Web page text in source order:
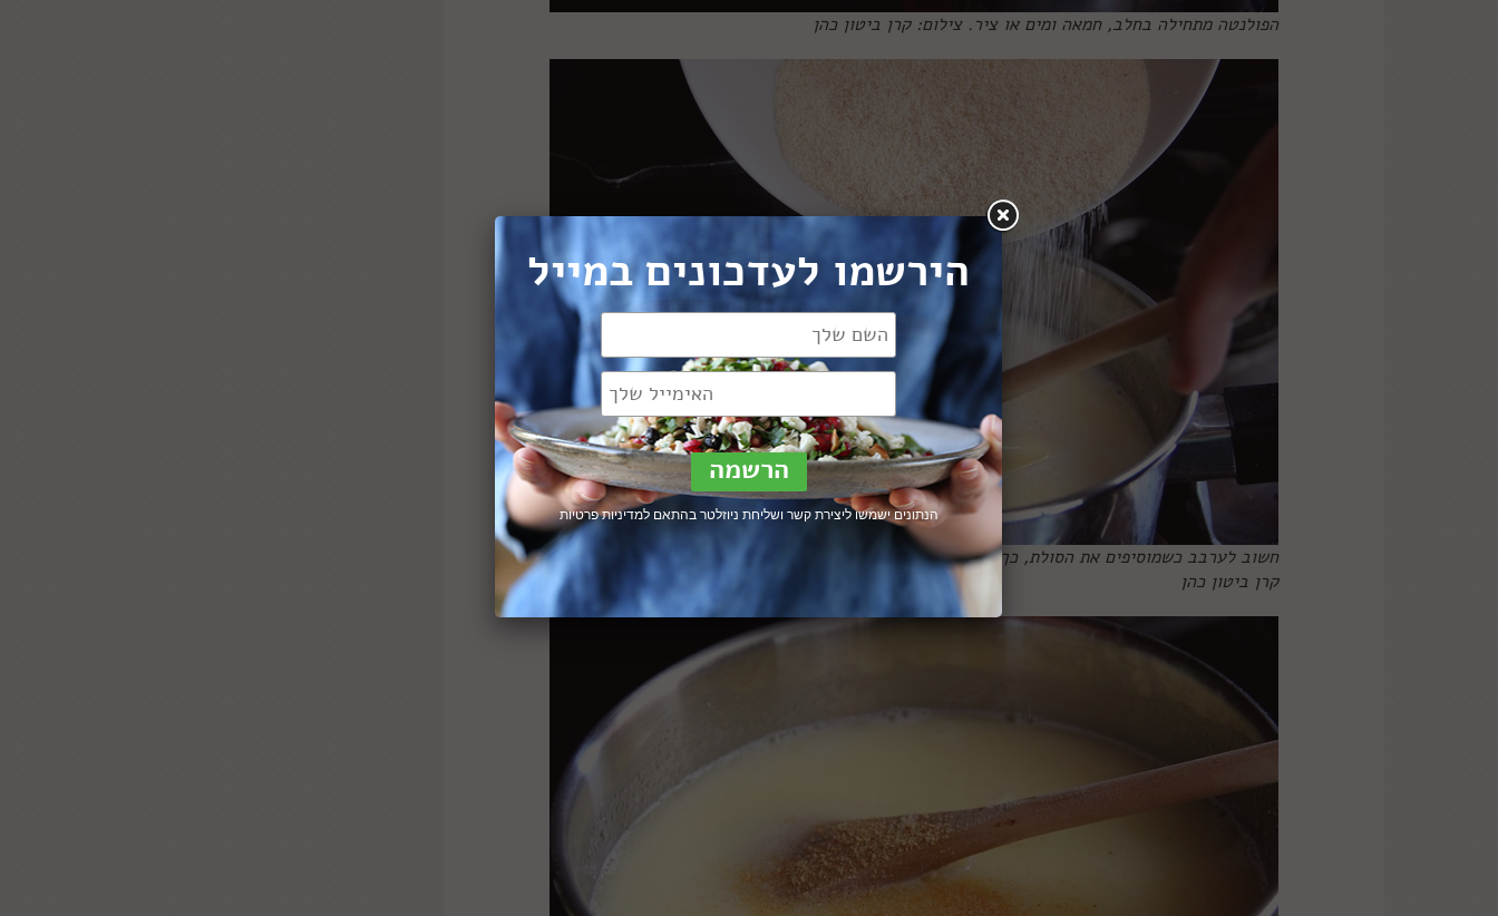
הפולנטה מתחילה בחלב, חמאה ומים או ציר. צילום: קרן ביטון כהן
חשוב לערבב כשמוסיפים את הסולת, כך העמילנים שלה יספגו את הנוזלים באחידות ולא ידבקו. צילום:
קרן ביטון כהן
הירשמו לעדכונים במייל
הנתונים ישמשו ליצירת קשר ושליחת ניוזלטר בהתאם למדיניות פרטיות